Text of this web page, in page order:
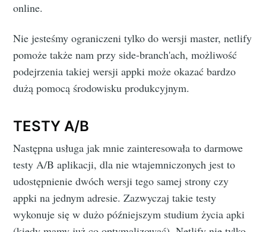
online.
Nie jesteśmy ograniczeni tylko do wersji master, netlify
pomoże także nam przy side-branch'ach, możliwość
podejrzenia takiej wersji appki może okazać bardzo
dużą pomocą środowisku produkcyjnym.
TESTY A/B
Następna usługa jak mnie zainteresowała to darmowe
testy A/B aplikacji, dla nie wtajemniczonych jest to
udostępnienie dwóch wersji tego samej strony czy
appki na jednym adresie. Zazwyczaj takie testy
wykonuje się w dużo późniejszym studium życia apki